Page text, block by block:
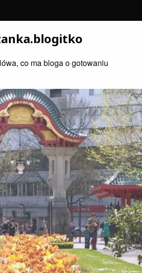
co ma bloga o gotowaniu